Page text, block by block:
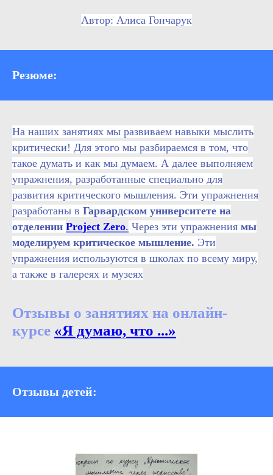
Автор: Алиса Гончарук
Резюме:
На наших занятиях мы развиваем навыки мыслить
критически! Для этого мы разбираемся в том, что
такое думать и как мы думаем. А далее выполняем
упражнения, разработанные специально для
развития критического мышления. Эти упражнения
разработаны в Гарвардском университете на
отделении Project Zero. Через эти упражнения мы
моделируем критическое мышление. Эти
упражнения используются в школах по всему миру,
а также в галереях и музеях
Отзывы о занятиях на онлайн-
курсе «Я думаю, что ...»
Отзывы детей: